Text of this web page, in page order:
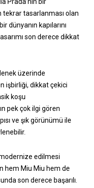
Prada’nın bir
tekrar tasarlanması olan
dünyanın kapılarını
son derece dikkat
üzerinde
işbirliği, dikkat çekici
koşu
pek çok ilgi gören
ve şık görünümü ile
edilmesi
hem Miu Miu hem de
son derece başarılı.